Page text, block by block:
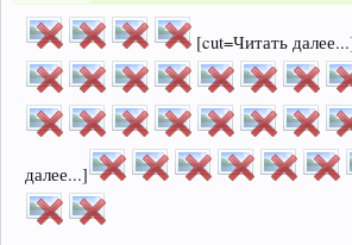
[cut=Читать
далее...]